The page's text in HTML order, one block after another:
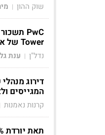
שוק ההון |
Tower של אפי נכסים בוורשה
נדל"ן | ענת
דירוג
המגייסים
קרנות נאמנות